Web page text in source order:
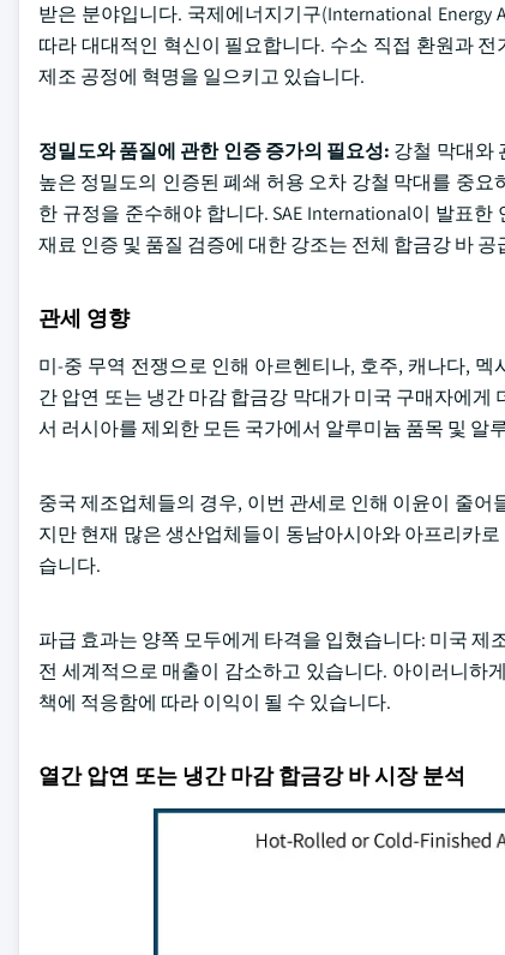
받은 분야입니다. 국제에너지기구(International Energy
따라 대대적인 혁신이 필요합니다. 수소 직접 환원과
제조 공정에 혁명을 일으키고 있습니다.
정밀도와 품질에 관한 인증 증가의 필요성: 강철 막대와
높은 정밀도의 인증된 폐쇄 허용 오차 강철 막대를 중요
한 규정을 준수해야 합니다. SAE International이 발표
재료 인증 및 품질 검증에 대한 강조는 전체 합금강 바
관세 영향
미-중 무역 전쟁으로 인해 아르헨티나, 호주, 캐나다,
간 압연 또는 냉간 마감 합금강 막대가 미국 구매자에
서 러시아를 제외한 모든 국가에서 알루미늄 품목 및 알
중국 제조업체들의 경우, 이번 관세로 인해 이윤이 줄
지만 현재 많은 생산업체들이 동남아시아와 아프리카
습니다.
파급 효과는 양쪽 모두에게 타격을 입혔습니다: 미국
전 세계적으로 매출이 감소하고 있습니다. 아이러니하
책에 적응함에 따라 이익이 될 수 있습니다.
열간 압연 또는 냉간 마감 합금강 바 시장 분석